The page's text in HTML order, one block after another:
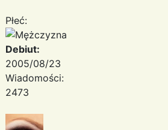
Płeć:
Debiut:
2005/08/23
Wiadomości:
2473